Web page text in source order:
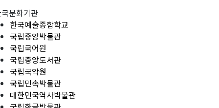
문화기관
한국예술종합학교
국립중앙박물관
국립국어원
국립중앙도서관
국립국악원
국립민속박물관
대한민국역사박물관